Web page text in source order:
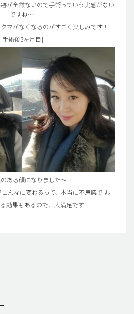
が全然ないので手術っていう実感がない
ですね～
マがなくなるのがすごく楽しみです！
[手術後3ヶ月目]
ある顔になりました～
んなに変わるって、本当に不思議です。
効果もあるので、大満足です!